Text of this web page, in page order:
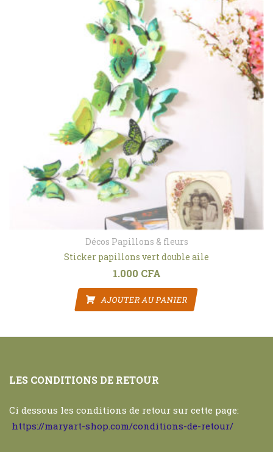
Décos Papillons & fleurs
Sticker papillons vert double aile
1.000 CFA
AJOUTER AU PANIER
LES CONDITIONS DE RETOUR
Ci dessous les conditions de retour sur cette page:
https://maryart-shop.com/conditions-de-retour/